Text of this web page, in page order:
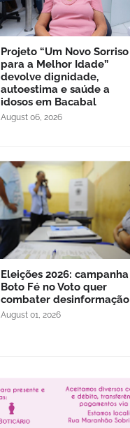
Projeto “Um Novo Sorriso
para a Melhor Idade”
devolve dignidade,
autoestima e saúde a
idosos em Bacabal
August 06, 2026
Eleições 2026: campanha
Boto Fé no Voto quer
combater desinformação
August 01, 2026